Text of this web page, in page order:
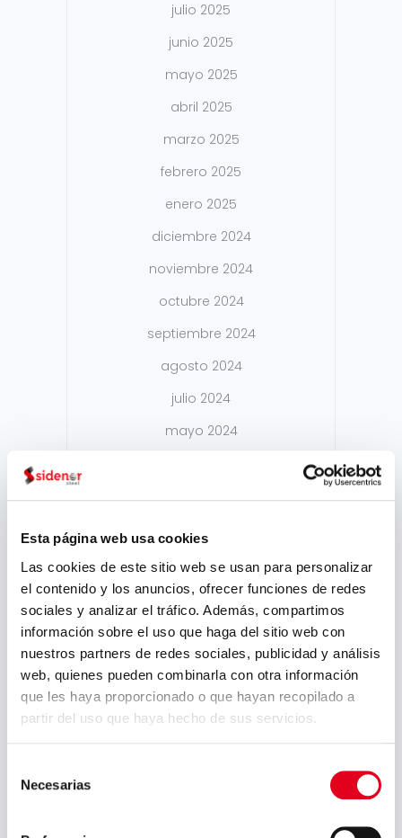
Esta página web usa cookies
Las cookies de este sitio web se usan para personalizar
el contenido y los anuncios, ofrecer funciones de redes
sociales y analizar el tráfico. Además, compartimos
información sobre el uso que haga del sitio web con
nuestros partners de redes sociales, publicidad y análisis
web, quienes pueden combinarla con otra información
que les haya proporcionado o que hayan recopilado a
partir del uso que haya hecho de sus servicios.
Necesarias
julio 2025
junio 2025
mayo 2025
abril 2025
marzo 2025
febrero 2025
enero 2025
diciembre 2024
noviembre 2024
octubre 2024
septiembre 2024
agosto 2024
julio 2024
mayo 2024
marzo 2024
enero 2024
noviembre 2023
agosto 2023
julio 2023
junio 2023
mayo 2023